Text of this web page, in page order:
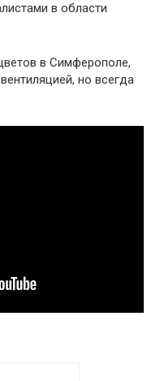
в области
в Симферополе,
но всегда